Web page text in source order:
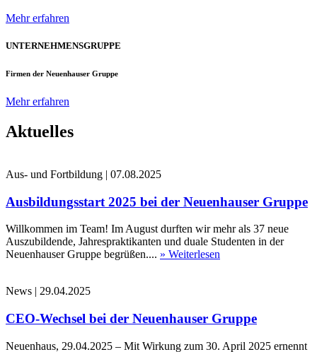
Mehr erfahren
UNTERNEHMENSGRUPPE
Firmen der Neuenhauser Gruppe
Mehr erfahren
Aktuelles
Aus- und Fortbildung | 07.08.2025
Ausbildungsstart 2025 bei der Neuenhauser Gruppe
Willkommen im Team! Im August durften wir mehr als 37 neue
Auszubildende, Jahrespraktikanten und duale Studenten in der
Neuenhauser Gruppe begrüßen.... » Weiterlesen
News | 29.04.2025
CEO-Wechsel bei der Neuenhauser Gruppe
Neuenhaus, 29.04.2025 – Mit Wirkung zum 30. April 2025 ernennt